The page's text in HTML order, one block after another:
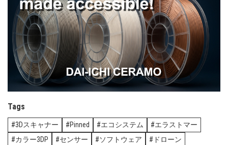
Tags
3Dスキャナー Pinned エコシステム
エラストマー
カラー3DP
センサー ソフトウェア
ドローン